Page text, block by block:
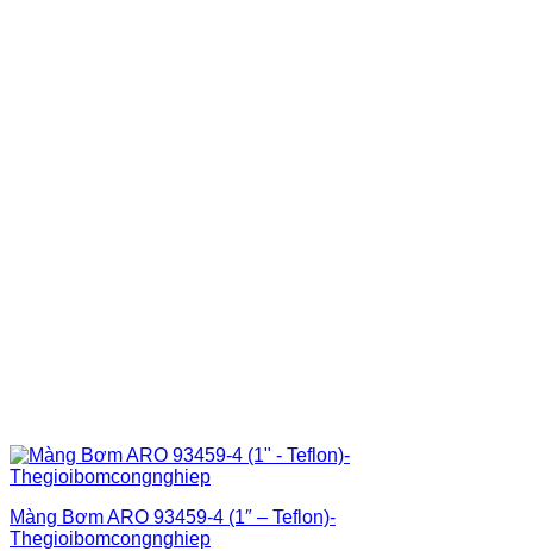
Màng Bơm ARO 93459-4 (1″ – Teflon)-
Thegioibomcongnghiep